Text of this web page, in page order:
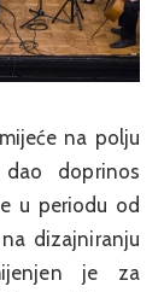
na polju
doprinos
u periodu od
dizajniranju
je za